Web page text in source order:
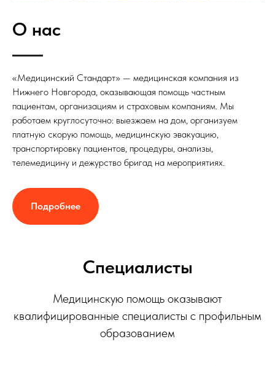
О нас
«Медицинский Стандарт» — медицинская компания из
Нижнего Новгорода, оказывающая помощь частным
пациентам, организациям и страховым компаниям. Мы
работаем круглосуточно: выезжаем на дом, организуем
платную скорую помощь, медицинскую эвакуацию,
транспортировку пациентов, процедуры, анализы,
телемедицину и дежурство бригад на мероприятиях.
Подробнее
Специалисты
Медицинскую помощь оказывают
квалифицированные специалисты с профильным
образованием